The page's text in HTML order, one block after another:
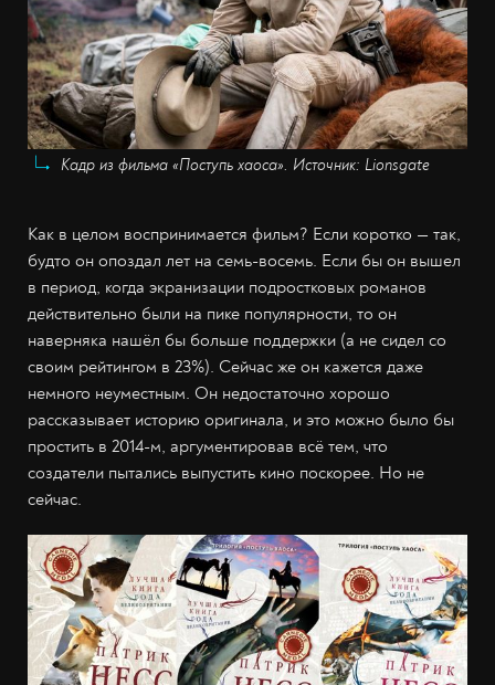
Кадр из фильма «Поступь хаоса». Источник: Lionsgate
Как в целом воспринимается фильм? Если коротко — так,
будто он опоздал лет на семь-восемь. Если бы он вышел
в период, когда экранизации подростковых романов
действительно были на пике популярности, то он
наверняка нашёл бы больше поддержки (а не сидел со
своим рейтингом в 23%). Сейчас же он кажется даже
немного неуместным. Он недостаточно хорошо
рассказывает историю оригинала, и это можно было бы
простить в 2014-м, аргументировав всё тем, что
создатели пытались выпустить кино поскорее. Но не
сейчас.